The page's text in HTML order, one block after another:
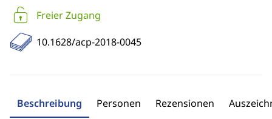
Freier Zugang
10.1628/acp-2018-0045
Beschreibung Personen Rezensionen